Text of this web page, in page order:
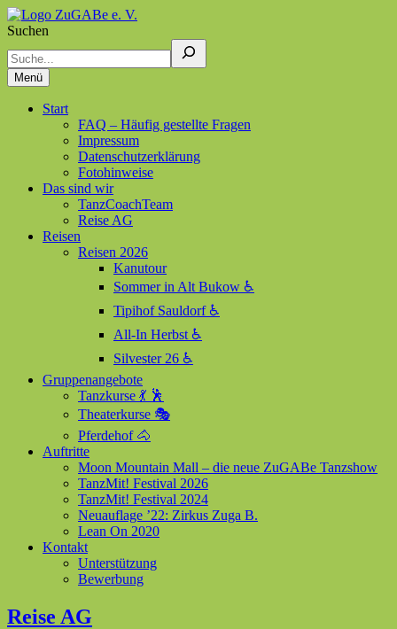
Suchen
Menü
Start
FAQ – Häufig gestellte Fragen
Impressum
Datenschutzerklärung
Fotohinweise
Das sind wir
TanzCoachTeam
Reise AG
Reisen
Reisen 2026
Kanutour
Sommer in Alt Bukow ♿
Tipihof Sauldorf ♿
All-In Herbst ♿
Silvester 26 ♿
Gruppenangebote
Tanzkurse 💃 🕺
Theaterkurse 🎭
Pferdehof 🐴
Auftritte
Moon Mountain Mall – die neue ZuGABe Tanzshow
TanzMit! Festival 2026
TanzMit! Festival 2024
Neuauflage ’22: Zirkus Zuga B.
Lean On 2020
Kontakt
Unterstützung
Bewerbung
Reise AG